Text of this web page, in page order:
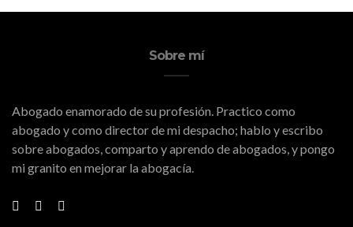
Sobre mí
Abogado enamorado de su profesión. Practico como
abogado y como director de mi despacho; hablo y escribo
sobre abogados, comparto y aprendo de abogados, y pongo
mi granito en mejorar la abogacía.